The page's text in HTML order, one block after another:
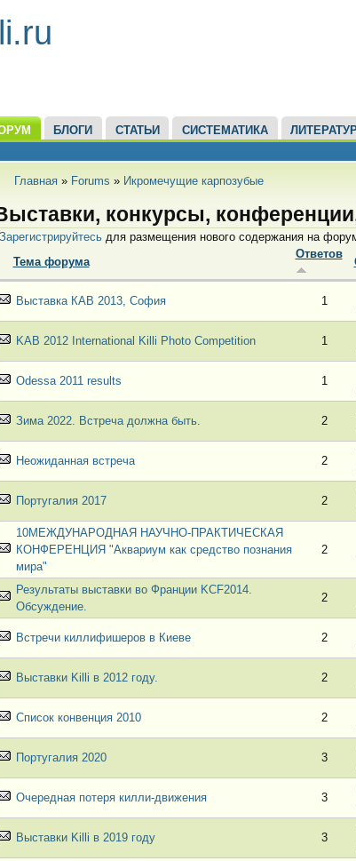
БЛОГИ СТАТЬИ СИСТЕМАТИКА
Главная» Forums » Икромечущие карпозубые
конкурсы,
Зарегистрируйтесьдля размещения нового содержания на
Тема форума
Ответов
Выставка КАВ 2013, София 1
KAB 2012 International Killi Photo Competition 1
Odessa 2011 results 1
Зима 2022. Встреча должна быть. 2
Неожиданная встреча 2
Португалия 2017 2
10МЕЖДУНАРОДНАЯ НАУЧНО-ПРАКТИЧЕСКАЯ
КОНФЕРЕНЦИЯ "Аквариум как средство познания
мира"
2
Результаты выставки во Франции KCF2014.
Обсуждение.
2
Встречи киллифишеров в Киеве 2
Выставки Killi в 2012 году. 2
Список конвенция 2010 2
Португалия 2020 3
Очередная потеря килли-движения 3
Выставки Killi в 2019 году 3